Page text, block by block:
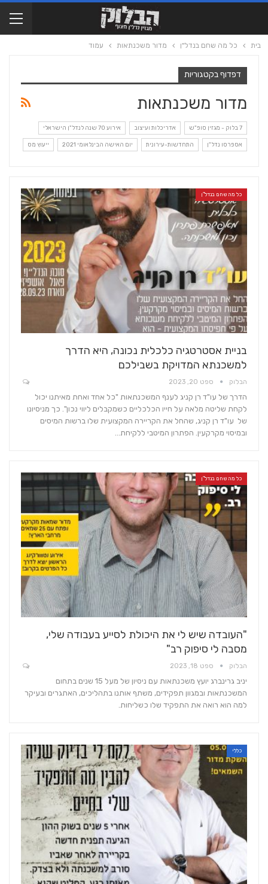
בית כל מה שחם בנדל"ן מדור משכנתאות עמוד
דפדוף בקטגוריות
מדור משכנתאות
7 בלוק - מגזין סופ"ש אדריכלות ועיצוב אירוע 70 שנה לנדל"ן הישראלי
אספרסו נדל"ן התחדשות-עירונית יום האישה הבינלאומי 2021 ייעוץ מס
כל מה שחם בנדל"ן
בניית אסטרטגיה כלכלית נכונה, היא הדרך
למשכנתא המדויקת בשבילכם
הבלוק ספט 20, 2023
הדרך של עו"ד רן קניג לענף המשכנתאות "כל אחד ואחת מאיתנו יכול
לקחת שליטה מלאה על חייו הכלכליים כשמקבלים ליווי נכון". כך מניסיונו
של עו"ד רן קניג, שהחל את הקריירה המקצועית שלו ברשות המיסים
ובמיסוי מקרקעין. הפתרון המיטבי ללקיחת…
כל מה שחם בנדל"ן
"העובדה שיש לי את היכולת לסייע בעבודה שלי,
מסבה לי סיפוק רב"
הבלוק ספט 18, 2023
יניב גרינברג יועץ משכנתאות עם ניסיון של מעל 15 שנים בתחום
המשכנתאות ובמגוון תפקידים, משתף אותנו בתהליכים, האתגרים ובעיקר
למה הוא רואה את התפקיד שלו כשליחות.
כללי